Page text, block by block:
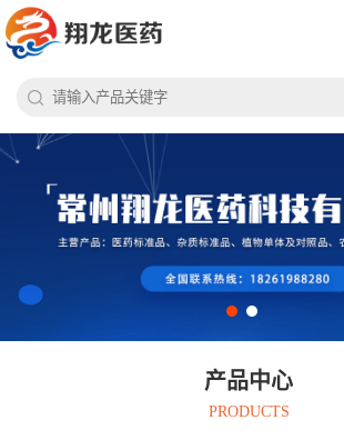
产品中心
PRODUCTS